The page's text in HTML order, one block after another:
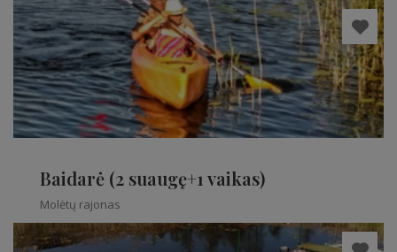
Molėtų rajonas
Baidarė (2 suaugę+1 vaikas)
Molėtų rajonas